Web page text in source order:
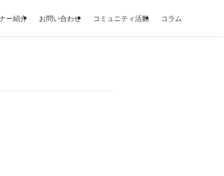
ー紹介 お問い合わせ コミュニティ活動 コラム